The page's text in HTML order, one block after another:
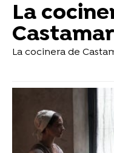
La
Castamar
La cocinera de